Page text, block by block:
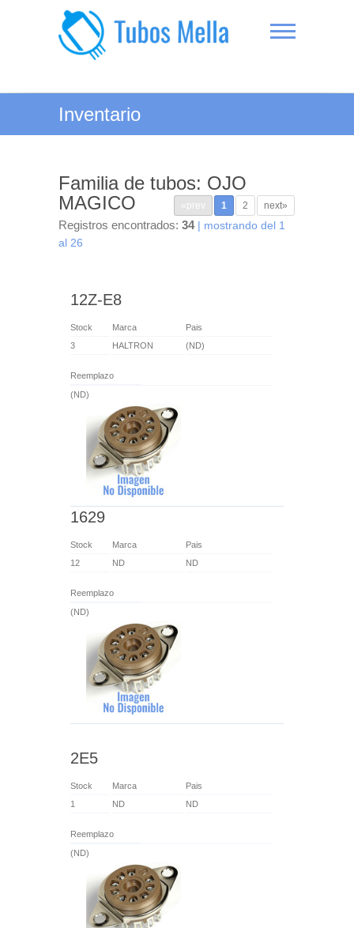
Tubos Mella
Inventario
Familia de tubos: OJO
MAGICO
«prev 1 2 next»
Registros encontrados: 34| mostrando del 1
al 26
12Z-E8
Stock Marca
Pais
3
HALTRON (ND)
Reemplazo
(ND)
1629
Stock Marca
Pais
12
ND ND
Reemplazo
(ND)
2E5
Stock Marca
Pais
1
ND ND
Reemplazo
(ND)